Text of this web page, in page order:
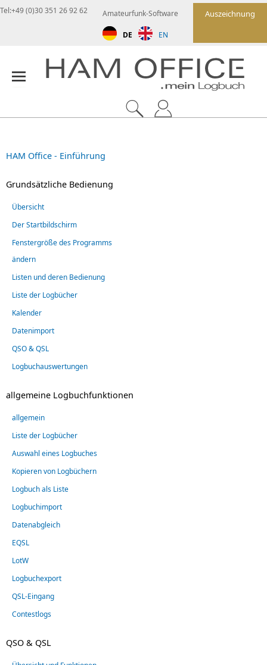
Auszeichnung
Amateurfunk-Software
DE EN
Tel:+49 (0)30 351 26 92 62
HAM Office - Einführung
Grundsätzliche Bedienung
Übersicht
Der Startbildschirm
Fenstergröße des Programms
ändern
Listen und deren Bedienung
Liste der Logbücher
Kalender
Datenimport
QSO & QSL
Logbuchauswertungen
allgemeine Logbuchfunktionen
allgemein
Liste der Logbücher
Auswahl eines Logbuches
Kopieren von Logbüchern
Logbuch als Liste
Logbuchimport
Datenabgleich
EQSL
LotW
Logbuchexport
QSL-Eingang
Contestlogs
QSO & QSL